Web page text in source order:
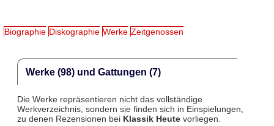
Biographie Diskographie Werke Zeitgenossen
Werke (98) und Gattungen (7)
Die Werke repräsentieren nicht das vollständige
Werkverzeichnis, sondern sie finden sich in Einspielungen,
zu denen Rezensionen bei Klassik Heutevorliegen.